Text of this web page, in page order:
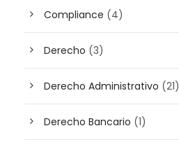
Compliance (4)
Derecho (3)
Derecho Administrativo (21)
Derecho Bancario (1)